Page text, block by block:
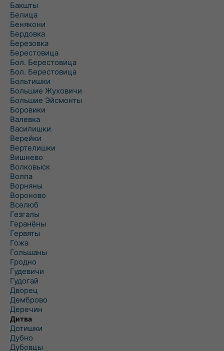
Бакшты
Белица
Бенякони
Бердовка
Березовка
Берестовица
Бол. Берестовица
Бол. Берестовица
Больтишки
Большие Жуховичи
Большие Эйсмонты
Боровики
Валевка
Василишки
Верейки
Вертелишки
Вишнево
Волковыск
Волпа
Ворняны
Вороново
Вселюб
Гезгалы
Геранёны
Гервяты
Гожа
Гольшаны
Гродно
Гудевичи
Гудогай
Дворец
Демброво
Деречин
Дитва
Дотишки
Дубно
Дубовцы